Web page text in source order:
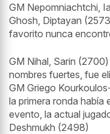
GM Nepomniachtchi,
Ghosh, Diptayan
favorito nunca
GM Nihal, Sarin
nombres fuertes, fue
GM Griego
la primera ronda había
evento, la actual
Deshmukh (2498)